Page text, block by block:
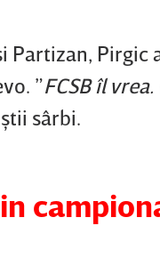
Partizan,
”FCSB îl
sârbi.